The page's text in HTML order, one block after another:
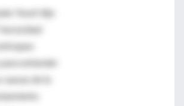
Yusuf dijo
entender
de la